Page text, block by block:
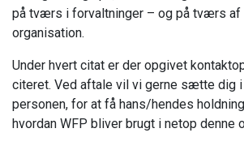
på tværs i forvaltninger – og på tværs af
organisation.
Under hvert citat er der opgivet
citeret. Ved aftale vil vi gerne sætte dig
personen, for at få hans/hendes
hvordan WFP bliver brugt i netop denne